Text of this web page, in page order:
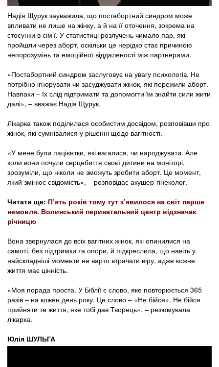
Надія Щурук зауважила, що постабортний синдром може
впливати не лише на жінку, а й на її оточення, зокрема на
стосунки в сім’ї. У статистиці розлучень чимало пар, які
пройшли через аборт, оскільки це нерідко стає причиною
непорозумінь та емоційної віддаленості між партнерами.
«Постабортний синдром заслуговує на увагу психологів. Не
потрібно ігнорувати чи засуджувати жінок, які пережили аборт.
Навпаки – їх слід підтримати та допомогти їм знайти сили жити
далі», – вважає Надія Щурук.
Лікарка також поділилася особистим досвідом, розповівши про
жінок, які сумнівалися у рішенні щодо вагітності.
«У мене були пацієнтки, які вагалися, чи народжувати. Але
коли вони почули серцебиття своєї дитини на моніторі,
зрозуміли, що ніколи не зможуть зробити аборт. Це момент,
який змінює свідомість», – розповідає акушер-гінеколог.
Читати ще: П’ять років тому тут з’явилося на світ перше
немовля. Волинський перинатальний центр відзначає
річницю
Вона звернулася до всіх вагітних жінок, які опинилися на
самоті, без підтримки та опори, й підкреслила, що навіть у
найскладніші моменти не варто втрачати віру, адже кожне
життя має цінність.
«Моя порада проста. У Біблії є слово, яке повторюється 365
разів – на кожен день року. Це слово – «Не бійся». Не бійся
прийняти те життя, яке тобі дав Творець», – резюмувала
лікарка.
Юлія ШУЛЬГА